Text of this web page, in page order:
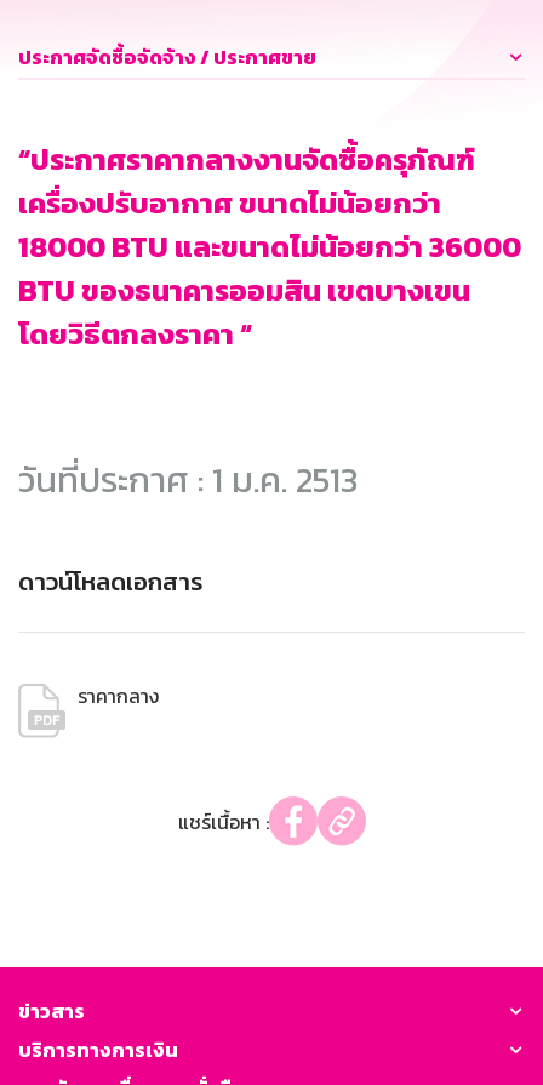
ประกาศจัดซื้อจัดจ้าง / ประกาศขาย
“ประกาศราคากลางงานจัดซื้อครุภัณฑ์
เครื่องปรับอากาศ ขนาดไม่น้อยกว่า
18000 BTU และขนาดไม่น้อยกว่า 36000
BTU ของธนาคารออมสิน เขตบางเขน
โดยวิธีตกลงราคา “
วันที่ประกาศ : 1 ม.ค. 2513
ดาวน์โหลดเอกสาร
ราคากลาง
แชร์เนื้อหา :
ข่าวสาร
บริการทางการเงิน